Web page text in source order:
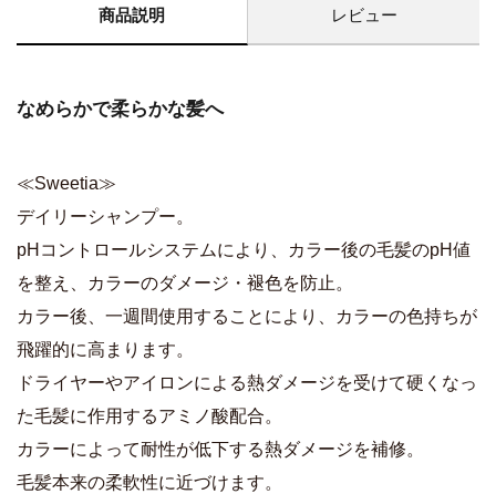
商品説明 レビュー
なめらかで柔らかな髪へ
≪Sweetia≫
デイリーシャンプー。
pHコントロールシステムにより、カラー後の毛髪のpH値
を整え、カラーのダメージ・褪色を防止。
カラー後、一週間使用することにより、カラーの色持ちが
飛躍的に高まります。
ドライヤーやアイロンによる熱ダメージを受けて硬くなっ
た毛髪に作用するアミノ酸配合。
カラーによって耐性が低下する熱ダメージを補修。
毛髪本来の柔軟性に近づけます。